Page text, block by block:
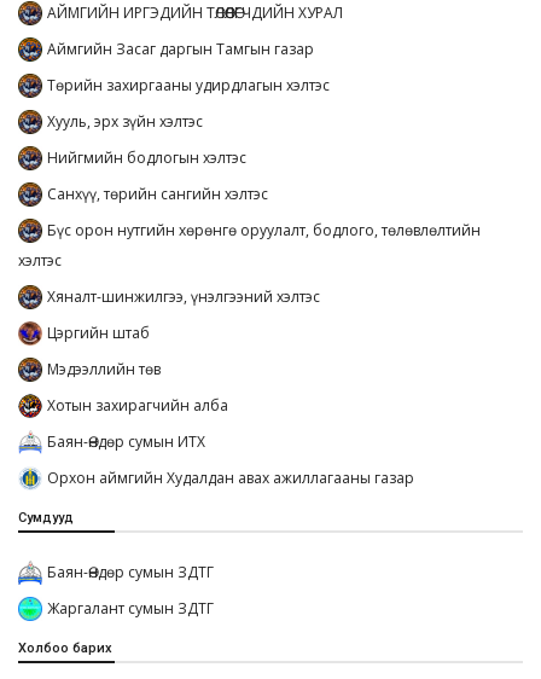
АЙМГИЙН ИРГЭДИЙН ТӨЛӨӨЛӨГЧДИЙН ХУРАЛ
Аймгийн Засаг даргын Тамгын газар
Төрийн захиргааны удирдлагын хэлтэс
Хууль, эрх зүйн хэлтэс
Нийгмийн бодлогын хэлтэс
Санхүү, төрийн сангийн хэлтэс
Бүс орон нутгийн хөрөнгө оруулалт, бодлого, төлөвлөлтийн
хэлтэс
Хяналт-шинжилгээ, үнэлгээний хэлтэс
Цэргийн штаб
Мэдээллийн төв
Хотын захирагчийн алба
Баян-Өндөр сумын ИТХ
Орхон аймгийн Худалдан авах ажиллагааны газар
Сумдууд
Баян-Өндөр сумын ЗДТГ
Жаргалант сумын ЗДТГ
Холбоо барих